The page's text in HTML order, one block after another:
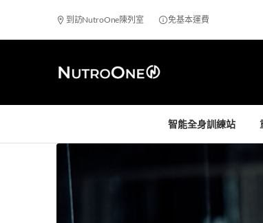
到訪NutroOne陳列室 免基本運費
智能全身訓練站